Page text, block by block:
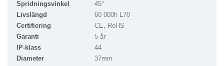
Spridningsvinkel
45°
Livslängd
60 000h L70
Certifiering
CE, RoHS
Garanti
5 år
IP-klass
44
Diameter
37mm